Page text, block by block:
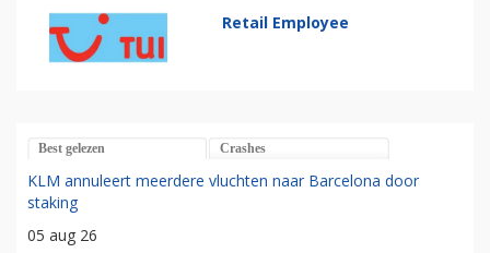
Retail Employee
Best gelezen Crashes
KLM annuleert meerdere vluchten naar Barcelona door
staking
05 aug 26